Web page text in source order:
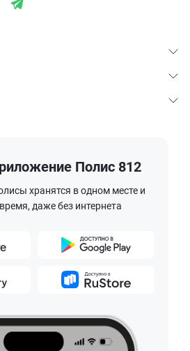
Полис 812
хранятся в одном месте и
даже без интернета